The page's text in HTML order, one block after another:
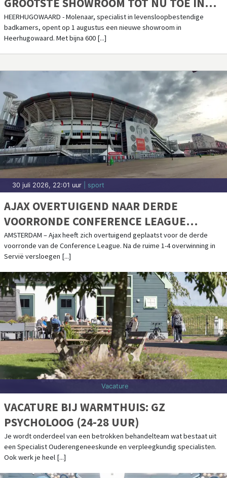
HEERHUGOWAARD
HEERHUGOWAARD - Molenaar, specialist in levensloopbestendige
badkamers, opent op 1 augustus een nieuwe showroom in
Heerhugowaard. Met bijna 600 [...]
30 juli 2026, 22:01 uur | sport
AJAX OVERTUIGEND NAAR DERDE
VOORRONDE CONFERENCE LEAGUE
DANKZIJ HATTRICK GLOUKH
AMSTERDAM – Ajax heeft zich overtuigend geplaatst voor de derde
voorronde van de Conference League. Na de ruime 1-4 overwinning in
Servië versloegen [...]
Vacature
VACATURE BIJ WARMTHUIS: GZ
PSYCHOLOOG (24-28 UUR)
Je wordt onderdeel van een betrokken behandelteam wat bestaat uit
een Specialist Ouderengeneeskunde en verpleegkundig specialisten.
Ook werk je heel [...]